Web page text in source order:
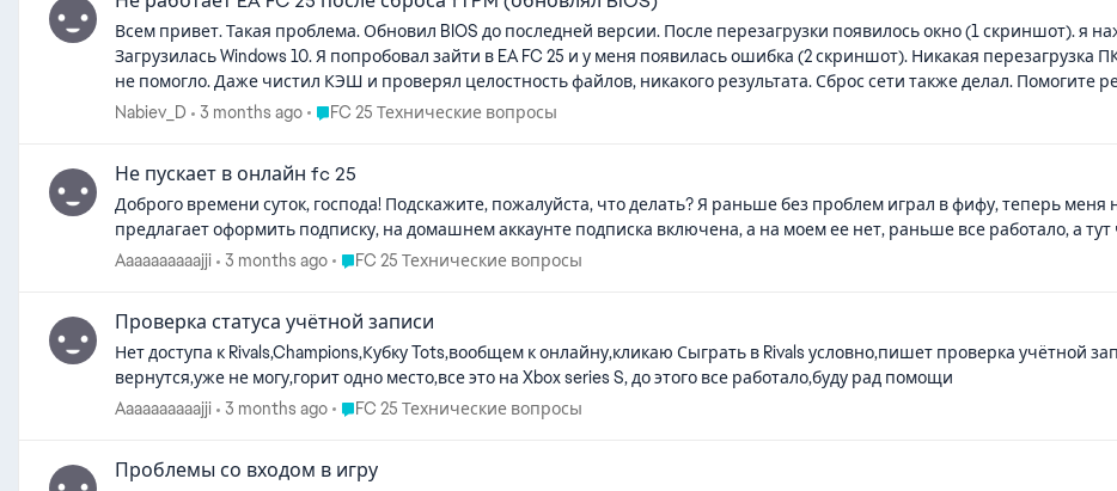
Всем привет. Такая проблема. Обновил BIOS до последней версии. После перезагрузки появилось окно (1 скриншот). я
Загрузилась Windows 10. Я попробовал зайти в EA FC 25 и у меня появилась ошибка (2 скриншот). Никакая перезагрузка
не помогло. Даже чистил КЭШ и проверял целостность файлов, никакого результата. Сброс сети также делал. Помогите
Nabiev_D 3 months ago Place FC 25 Технические вопросы
FC 25 Технические вопросы
Не пускает в онлайн fc 25
Доброго времени суток, господа! Подскажите, пожалуйста, что делать? Я раньше без проблем играл в фифу, теперь меня
предлагает оформить подписку, на домашнем аккаунте подписка включена, а на моем ее нет, раньше все работало, а тут
Aaaaaaaaaajji
3 months ago Place FC 25 Технические вопросы
FC 25 Технические вопросы
Проверка статуса учётной записи
Нет доступа к Rivals,Champions,Кубку Tots,вообщем к онлайну,кликаю Сыграть в Rivals условно,пишет проверка учётной
вернутся,уже не могу,горит одно место,все это на Xbox series S, до этого все работало,буду рад помощи
Aaaaaaaaaajji
3 months ago Place FC 25 Технические вопросы
FC 25 Технические вопросы
Проблемы со входом в игру